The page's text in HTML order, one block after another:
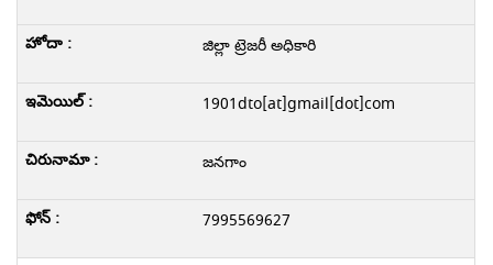
జిల్లా ట్రెజరీ అధికారి
1901dto[at]gmail[dot]com
జనగాం
7995569627